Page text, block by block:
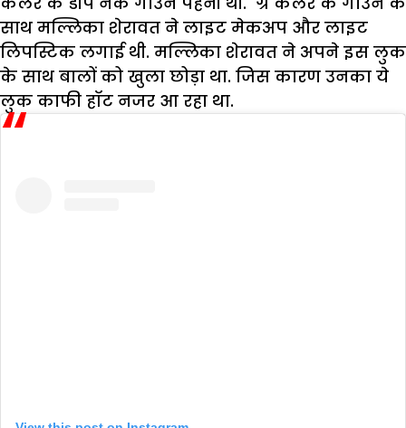
साथ मल्लिका शेरावत ने लाइट मेकअप और लाइट
लिपस्टिक लगाई थी. मल्लिका शेरावत ने अपने इस लुक
के साथ बालों को खुला छोड़ा था. जिस कारण उनका ये
लुक काफी हॉट नजर आ रहा था.